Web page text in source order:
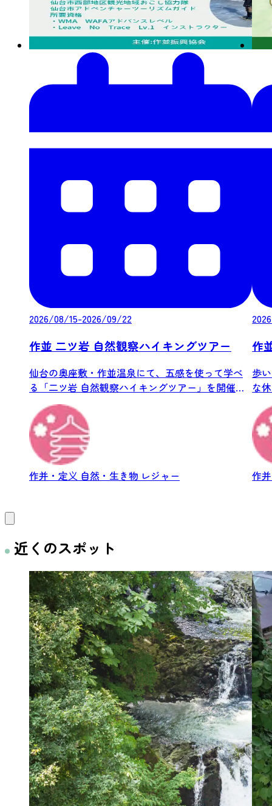
2026/08/15-2026/09/22
作並 二ツ岩 自然観察ハイキングツアー
仙台の奥座敷・作並温泉にて、五感を使って学べ
る「二ツ岩 自然観察ハイキングツアー」を開催い
たし...
作并・定义 自然・生き物 レジャー
作
歩
な
ウ
作
近くのスポット